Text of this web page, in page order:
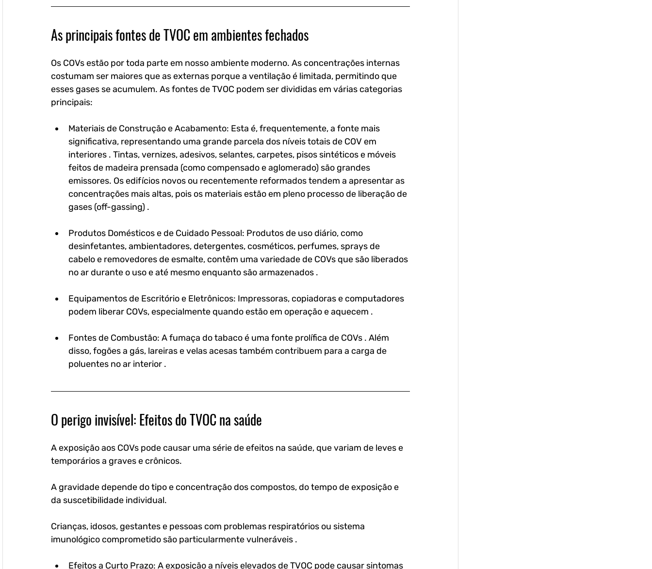
As principais fontes de TVOC em ambientes fechados
Os COVs estão por toda parte em nosso ambiente moderno. As concentrações internas
costumam ser maiores que as externas porque a ventilação é limitada, permitindo que
esses gases se acumulem. As fontes de TVOC podem ser divididas em várias categorias
principais:
Materiais de Construção e Acabamento: Esta é, frequentemente, a fonte mais
significativa, representando uma grande parcela dos níveis totais de COV em
interiores . Tintas, vernizes, adesivos, selantes, carpetes, pisos sintéticos e móveis
feitos de madeira prensada (como compensado e aglomerado) são grandes
emissores. Os edifícios novos ou recentemente reformados tendem a apresentar as
concentrações mais altas, pois os materiais estão em pleno processo de liberação de
gases (off-gassing) .
Produtos Domésticos e de Cuidado Pessoal: Produtos de uso diário, como
desinfetantes, ambientadores, detergentes, cosméticos, perfumes, sprays de
cabelo e removedores de esmalte, contêm uma variedade de COVs que são liberados
no ar durante o uso e até mesmo enquanto são armazenados .
Equipamentos de Escritório e Eletrônicos: Impressoras, copiadoras e computadores
podem liberar COVs, especialmente quando estão em operação e aquecem .
Fontes de Combustão: A fumaça do tabaco é uma fonte prolífica de COVs . Além
disso, fogões a gás, lareiras e velas acesas também contribuem para a carga de
poluentes no ar interior .
O perigo invisível: Efeitos do TVOC na saúde
A exposição aos COVs pode causar uma série de efeitos na saúde, que variam de leves e
temporários a graves e crônicos.
A gravidade depende do tipo e concentração dos compostos, do tempo de exposição e
da suscetibilidade individual.
Crianças, idosos, gestantes e pessoas com problemas respiratórios ou sistema
imunológico comprometido são particularmente vulneráveis .
Efeitos a Curto Prazo: A exposição a níveis elevados de TVOC pode causar sintomas